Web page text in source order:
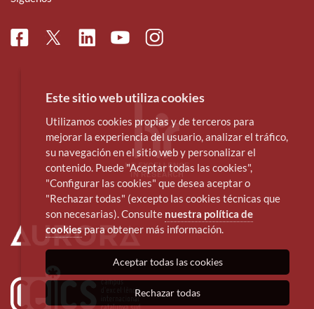
FacebookTwitterLinkedinYoutubeInstagram
Este sitio web utiliza cookies
Utilizamos cookies propias y de terceros para
mejorar la experiencia del usuario, analizar el tráfico,
su navegación en el sitio web y personalizar el
contenido. Puede "Aceptar todas las cookies",
"Configurar las cookies" que desea aceptar o
"Rechazar todas" (excepto las cookies técnicas que
son necesarias). Consulte nuestra política de
cookies para obtener más información.
Aceptar todas las cookies
Rechazar todas